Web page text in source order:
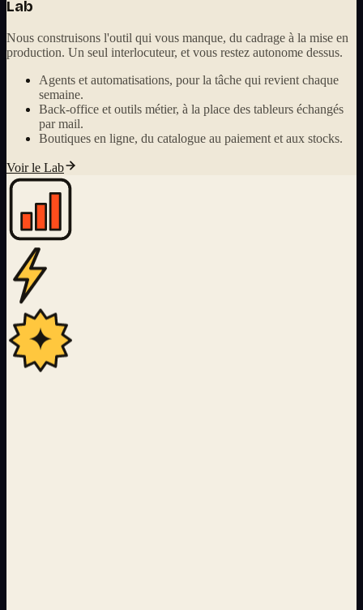
Lab
Nous construisons l'outil qui vous manque, du cadrage à la mise en
production. Un seul interlocuteur, et vous restez autonome dessus.
Agents et automatisations, pour la tâche qui revient chaque
semaine.
Back-office et outils métier, à la place des tableurs échangés
par mail.
Boutiques en ligne, du catalogue au paiement et aux stocks.
Voir le Lab